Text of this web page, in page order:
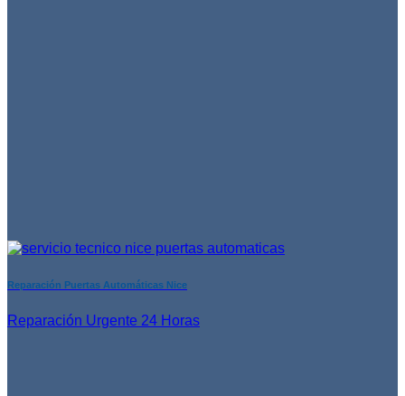
Reparación Puertas Automáticas Nice
Reparación Urgente 24 Horas